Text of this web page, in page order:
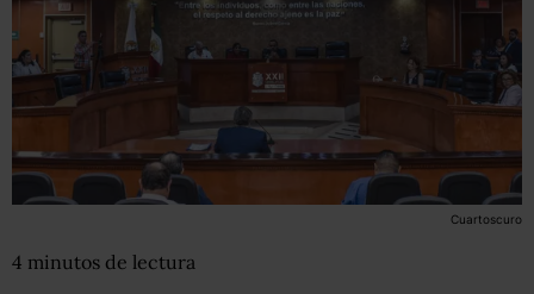
Cuartoscuro
4 minutos de lectura